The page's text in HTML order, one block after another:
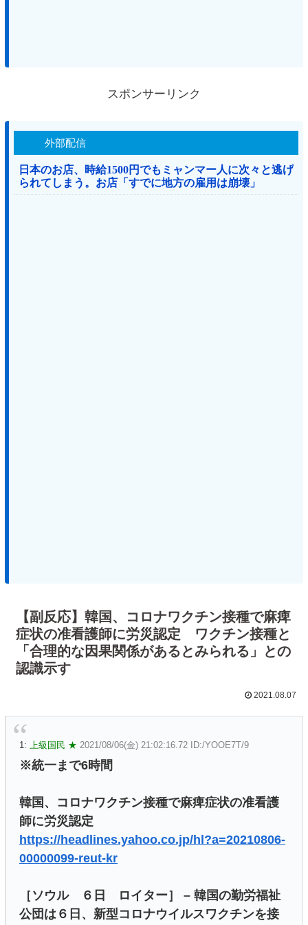
スポンサーリンク
外部配信
日本のお店、時給1500円でもミャンマー人に次々と逃げ
られてしまう。お店「すでに地方の雇用は崩壊」
【副反応】韓国、コロナワクチン接種で麻痺
症状の准看護師に労災認定 ワクチン接種と
「合理的な因果関係があるとみられる」との
認識示す
2021.08.07
1: 上級国民 ★ 2021/08/06(金) 21:02:16.72 ID:/YOOE7T/9
※統一まで6時間
韓国、コロナワクチン接種で麻痺症状の准看護
師に労災認定
https://headlines.yahoo.co.jp/hl?a=20210806-
00000099-reut-kr
［ソウル ６日 ロイター］ – 韓国の勤労福祉
公団は６日、新型コロナウイルスワクチンを接